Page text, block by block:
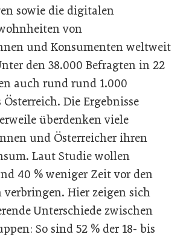
sowie die digitalen
von
und Konsumenten weltweit
den 38.000 Befragten in 22
auch rund rund 1.000
Österreich. Die Ergebnisse
überdenken viele
und Österreicher ihren
Laut Studie wollen
40 % weniger Zeit vor den
Hier zeigen sich
Unterschiede zwischen
So sind 52 % der 18- bis